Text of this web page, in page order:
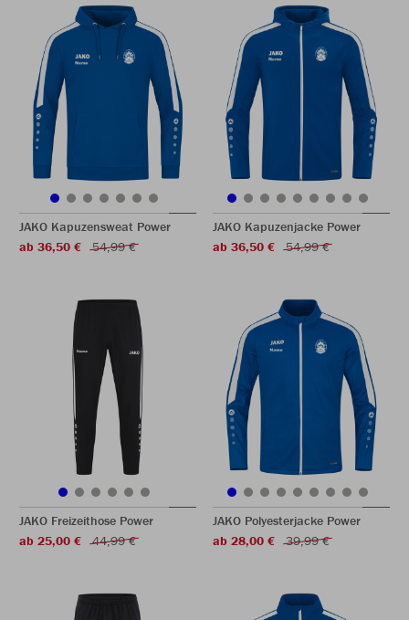
JAKO Kapuzensweat Power
ab 36,50 €
54,99 €
JAKO Kapuzenjacke Power
ab 36,50 €
54,99 €
JAKO Freizeithose Power
ab 25,00 €
44,99 €
JAKO Polyesterjacke Power
ab 28,00 €
39,99 €